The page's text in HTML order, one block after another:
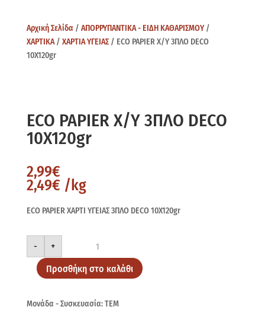
Αρχική Σελίδα / ΑΠΟΡΡΥΠΑΝΤΙΚΑ - ΕΙΔΗ ΚΑΘΑΡΙΣΜΟΥ/
ΧΑΡΤΙΚΑ/ ΧΑΡΤΙΑ ΥΓΕΙΑΣ/ ECO PAPIER Χ/Υ 3ΠΛΟ DECO
10X120gr
ECO PAPIER Χ/Υ 3ΠΛΟ DECO
10X120gr
2,99€
2,49€ /kg
ECO PAPIER ΧΑΡΤΙ ΥΓΕΙΑΣ 3ΠΛΟ DECO 10X120gr
-
ECO
Χ/
3ΠΛΟ
DECO
ποσότητα
+
Προσθήκη στο καλάθι
Μονάδα - Συσκευασία: ΤΕΜ